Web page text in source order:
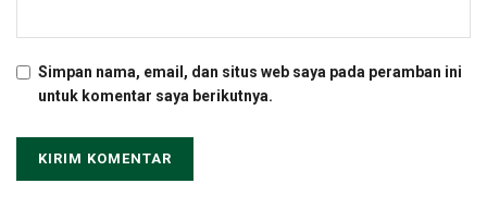
Simpan nama, email, dan situs web saya pada peramban ini
untuk komentar saya berikutnya.